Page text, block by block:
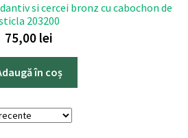
si cercei bronz cu cabochon de
203200
75,00 lei
în coș